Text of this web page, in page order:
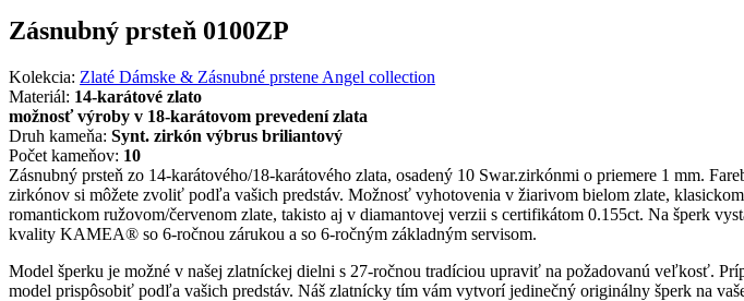
Zásnubný prsteň 0100ZP
Kolekcia: Zlaté Dámske & Zásnubné prstene Angel collection
Materiál: 14-karátové zlato
možnosť výroby v 18-karátovom prevedení zlata
Druh kameňa: Synt. zirkón výbrus briliantový
Počet kameňov: 10
Zásnubný prsteň zo 14-karátového/18-karátového zlata, osadený 10 Swar.zirkónmi o priemere 1 mm.
zirkónov si môžete zvoliť podľa vašich predstáv. Možnosť vyhotovenia v žiarivom bielom zlate,
romantickom ružovom/červenom zlate, takisto aj v diamantovej verzii s certifikátom 0.155ct. Na šperk
kvality KAMEA® so 6-ročnou zárukou a so 6-ročným základným servisom.
Model šperku je možné v našej zlatníckej dielni s 27-ročnou tradíciou upraviť na požadovanú veľkosť.
model prispôsobiť podľa vašich predstáv. Náš zlatnícky tím vám vytvorí jedinečný originálny šperk na